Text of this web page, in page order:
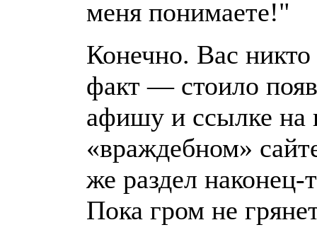
меня понимаете!"
Конечно. Вас никто
факт — стоило
афишу и ссылке на
«враждебном»
же раздел наконец-
Пока гром не